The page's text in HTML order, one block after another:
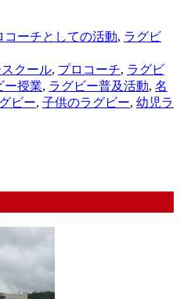
コーチとしての活動, ラグビ
クール, プロコーチ, ラグビ
ー授業, ラグビー普及活動, 名
ビー, 子供のラグビー, 幼児ラ